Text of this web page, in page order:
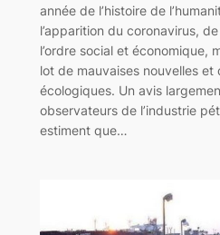
année de l’histoire de
l’apparition du coronavirus,
l’ordre social et économique,
lot de mauvaises nouvelles et
écologiques. Un avis
observateurs de l’industrie
estiment que…